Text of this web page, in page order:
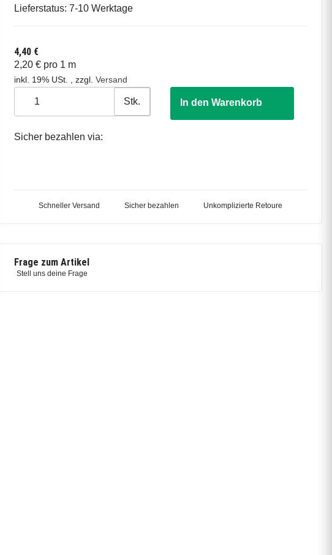
Lieferstatus: 7-10 Werktage
4,40 €
2,20 € pro 1 m
inkl. 19% USt. , zzgl. Versand
Stk. In den Warenkorb
Sicher bezahlen via:
Schneller Versand Sicher bezahlen Unkomplizierte Retoure
Frage zum Artikel
Stell uns deine Frage